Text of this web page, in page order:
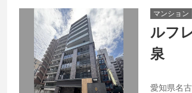
マンション
ルフ
泉
愛知県名